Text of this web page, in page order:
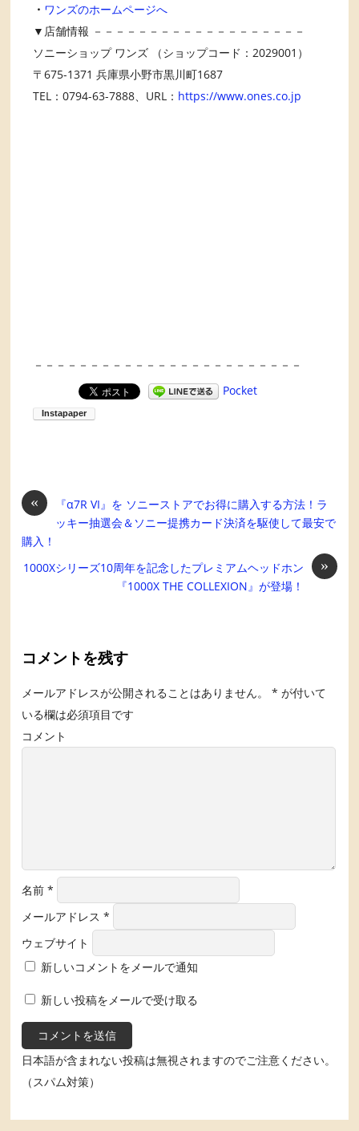
・ ワンズのホームページへ
▼店舗情報 －－－－－－－－－－－－－－－－－－－
ソニーショップ ワンズ （ショップコード：2029001）
〒675-1371 兵庫県小野市黒川町1687
TEL：0794-63-7888、URL： https://www.ones.co.jp
－－－－－－－－－－－－－－－－－－－－－－－－
Pocket
«
『α7R VI』を ソニーストアでお得に購入する方法！ラ
ッキー抽選会＆ソニー提携カード決済を駆使して最安で
購入！
»
1000Xシリーズ10周年を記念したプレミアムヘッドホン
『1000X THE COLLEXION』が登場！
コメントを残す
メールアドレスが公開されることはありません。 * が付いて
いる欄は必須項目です
コメント
名前*
メールアドレス*
ウェブサイト
新しいコメントをメールで通知
新しい投稿をメールで受け取る
日本語が含まれない投稿は無視されますのでご注意ください。
（スパム対策）